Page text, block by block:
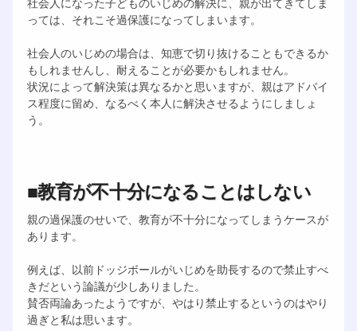
っては、それこそ過保護になってしまいます。
社会人のいじめの場合は、知恵で切り抜けることもできるか
もしれませんし、耐えることが必要かもしれません。
状況によって解決策は異なるかと思いますが、親はアドバイ
ス程度に留め、なるべく本人に解決させるようにしましょ
う。
■教育が不十分になることはしない
親の過保護のせいで、教育が不十分になってしまうケースが
あります。
例えば、以前ドッジボールがいじめを助長するので禁止すべ
きだという論議が少しありました。
賛否両論あったようですが、やはり禁止するというのはやり
過ぎと私は思います。